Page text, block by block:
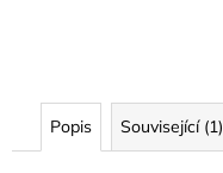
Popis Související (1)